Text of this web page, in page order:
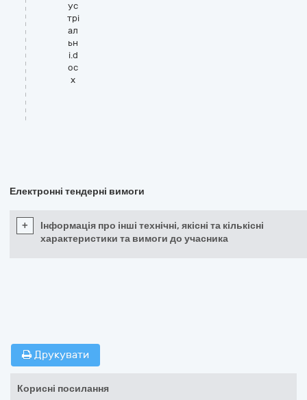
ус
трі
ал
ьн
і.d
oc
x
Електронні тендерні вимоги
+
Інформація про інші технічні, якісні та кількісні
характеристики та вимоги до учасника
Друкувати
Корисні посилання